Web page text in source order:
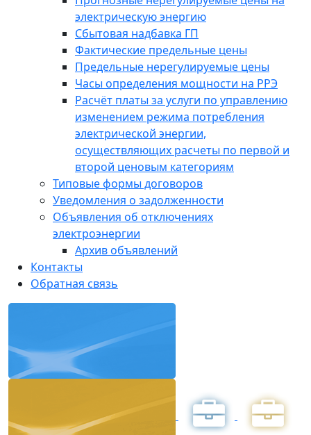
электрическую энергию
Сбытовая надбавка ГП
Фактические предельные цены
Предельные нерегулируемые цены
Часы определения мощности на РРЭ
Расчёт платы за услуги по управлению
изменением режима потребления
электрической энергии,
осуществляющих расчеты по первой и
второй ценовым категориям
Типовые формы договоров
Уведомления о задолженности
Объявления об отключениях
электроэнергии
Архив объявлений
Контакты
Обратная связь